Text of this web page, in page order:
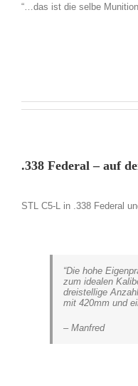
“…das ist die selbe
.338 Federal – auf
STL C5-L in .338 Federal
“Die hohe
zum idealen
dreistellige
mit 420mm und
– Manfred